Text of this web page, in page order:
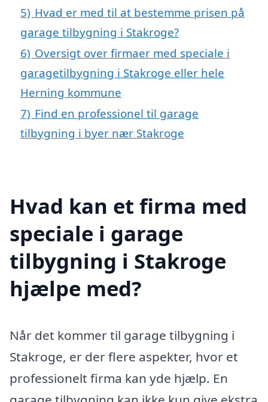
5) Hvad er med til at bestemme prisen på
garage tilbygning i Stakroge?
6) Oversigt over firmaer med speciale i
garagetilbygning i Stakroge eller hele
Herning kommune
7) Find en professionel til garage
tilbygning i byer nær Stakroge
Hvad kan et firma med
speciale i garage
tilbygning i Stakroge
hjælpe med?
Når det kommer til garage tilbygning i
Stakroge, er der flere aspekter, hvor et
professionelt firma kan yde hjælp. En